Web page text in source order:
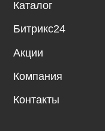
Каталог
Битрикс24
Акции
Компания
Контакты